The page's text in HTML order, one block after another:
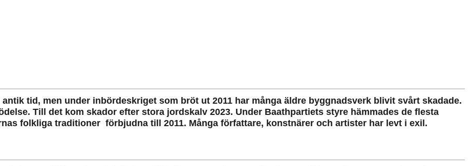
tid, men under inbördeskriget som bröt ut 2011 har många äldre byggnadsverk blivit svårt skadade.
Till det kom skador efter stora jordskalv 2023. Under Baathpartiets styre hämmades de flesta
folkliga traditioner förbjudna till 2011. Många författare, konstnärer och artister har levt i exil.